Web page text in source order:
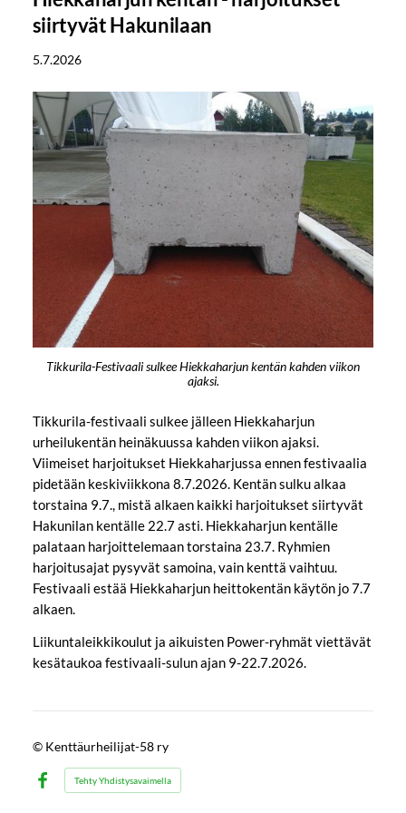
siirtyvät Hakunilaan
5.7.2026
Tikkurila-Festivaali sulkee Hiekkaharjun kentän kahden viikon
ajaksi.
Tikkurila-festivaali sulkee jälleen Hiekkaharjun
urheilukentän heinäkuussa kahden viikon ajaksi.
Viimeiset harjoitukset Hiekkaharjussa ennen festivaalia
pidetään keskiviikkona 8.7.2026. Kentän sulku alkaa
torstaina 9.7., mistä alkaen kaikki harjoitukset siirtyvät
Hakunilan kentälle 22.7 asti. Hiekkaharjun kentälle
palataan harjoittelemaan torstaina 23.7. Ryhmien
harjoitusajat pysyvät samoina, vain kenttä vaihtuu.
Festivaali estää Hiekkaharjun heittokentän käytön jo 7.7
alkaen.
Liikuntaleikkikoulut ja aikuisten Power-ryhmät viettävät
kesätaukoa festivaali-sulun ajan 9-22.7.2026.
© Kenttäurheilijat-58 ry
Facebook
Tehty Yhdistysavaimella